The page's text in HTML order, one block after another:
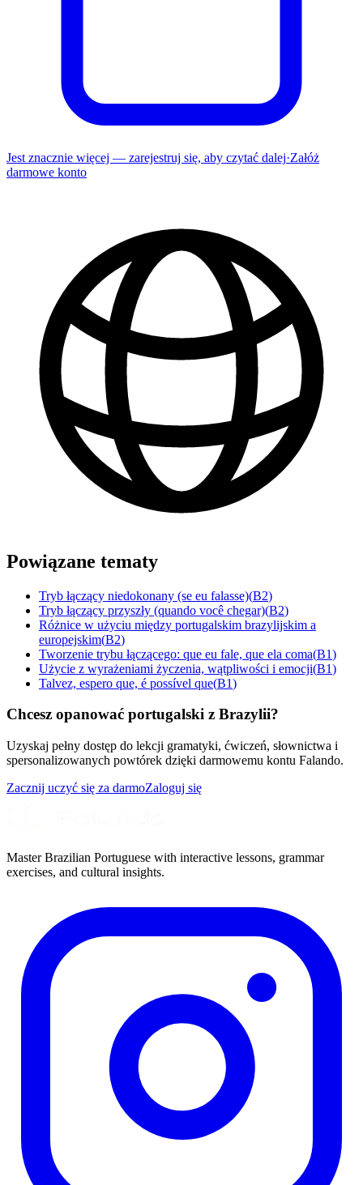
Jest znacznie więcej — zarejestruj się, aby czytać dalej·Załóż
darmowe konto
Powiązane tematy
Tryb łączący niedokonany (se eu falasse)(B2)
Tryb łączący przyszły (quando você chegar)(B2)
Różnice w użyciu między portugalskim brazylijskim a
europejskim(B2)
Tworzenie trybu łączącego: que eu fale, que ela coma(B1)
Użycie z wyrażeniami życzenia, wątpliwości i emocji(B1)
Talvez, espero que, é possível que(B1)
Chcesz opanować portugalski z Brazylii?
Uzyskaj pełny dostęp do lekcji gramatyki, ćwiczeń, słownictwa i
spersonalizowanych powtórek dzięki darmowemu kontu Falando.
Zacznij uczyć się za darmoZaloguj się
Master Brazilian Portuguese with interactive lessons, grammar
exercises, and cultural insights.